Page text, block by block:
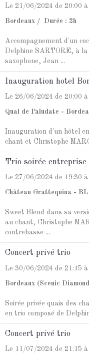
Le 21/06/2024 de 20:00
Bordeaux Durée : 2h
Accompagnement d'un
Delphine SARTORE, à
saxophone, Jean ...
Inauguration hotel
Le 26/06/2024 de 20:00
Quai de Paludate -
Inauguration d'un hôtel
chant et Christophe
Trio soirée entreprise
Le 27/06/2024 de 19:30
Château Grattequina -
Sweet Blend dans sa
au chant, Christophe
contrebasse ...
Concert privé trio
Le 30/06/2024 de 21:15
Bordeaux (Scenic
Soirée privée quais des
en trio composé de
Concert privé trio
Le 11/07/2024 de 21:15